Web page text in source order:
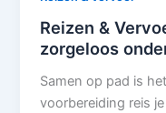
Reizen &
zorgeloos
Samen op pad is
voorbereiding reis